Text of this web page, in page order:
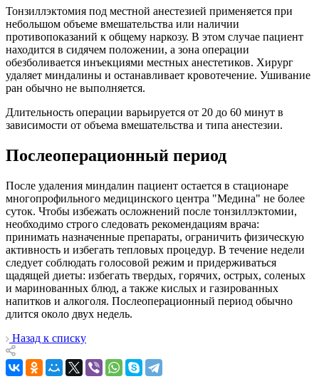
Тонзиллэктомия под местной анестезией применяется при
небольшом объеме вмешательства или наличии
противопоказаний к общему наркозу. В этом случае пациент
находится в сидячем положении, а зона операции
обезболивается инъекциями местных анестетиков. Хирург
удаляет миндалины и останавливает кровотечение. Ушивание
ран обычно не выполняется.
Длительность операции варьируется от 20 до 60 минут в
зависимости от объема вмешательства и типа анестезии.
Послеоперационный период
После удаления миндалин пациент остается в стационаре
многопрофильного медицинского центра "Медина" не более
суток. Чтобы избежать осложнений после тонзиллэктомии,
необходимо строго следовать рекомендациям врача:
принимать назначенные препараты, ограничить физическую
активность и избегать тепловых процедур. В течение недели
следует соблюдать голосовой режим и придерживаться
щадящей диеты: избегать твердых, горячих, острых, соленых
и маринованных блюд, а также кислых и газированных
напитков и алкоголя. Послеоперационный период обычно
длится около двух недель.
Назад к списку